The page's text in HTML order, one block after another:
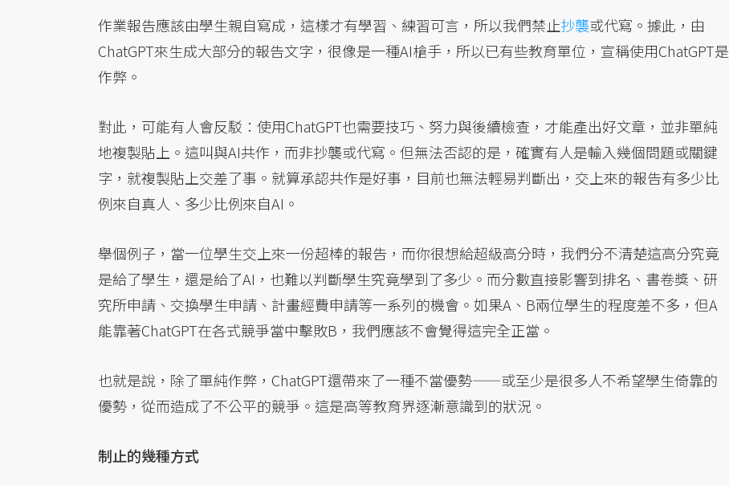
作業報告應該由學生親自寫成，這樣才有學習、練習可言，所以我們禁止抄襲或代寫。據此，由
ChatGPT來生成大部分的報告文字，很像是一種AI槍手，所以已有些教育單位，宣稱使用ChatGPT是
作弊。
對此，可能有人會反駁：使用ChatGPT也需要技巧、努力與後續檢查，才能產出好文章，並非單純
地複製貼上。這叫與AI共作，而非抄襲或代寫。但無法否認的是，確實有人是輸入幾個問題或關鍵
字，就複製貼上交差了事。就算承認共作是好事，目前也無法輕易判斷出，交上來的報告有多少比
例來自真人、多少比例來自AI。
舉個例子，當一位學生交上來一份超棒的報告，而你很想給超級高分時，我們分不清楚這高分究竟
是給了學生，還是給了AI，也難以判斷學生究竟學到了多少。而分數直接影響到排名、書卷獎、研
究所申請、交換學生申請、計畫經費申請等一系列的機會。如果A、B兩位學生的程度差不多，但A
能靠著ChatGPT在各式競爭當中擊敗B，我們應該不會覺得這完全正當。
也就是說，除了單純作弊，ChatGPT還帶來了一種不當優勢——或至少是很多人不希望學生倚靠的
優勢，從而造成了不公平的競爭。這是高等教育界逐漸意識到的狀況。
制止的幾種方式